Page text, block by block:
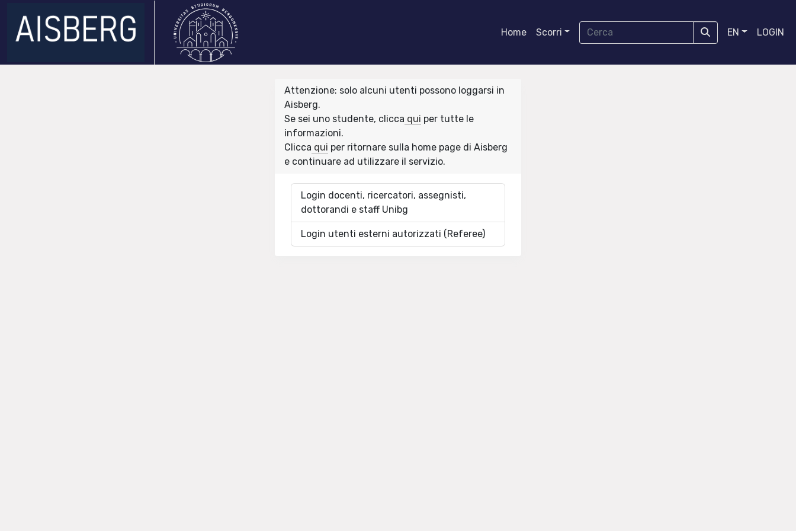
Home Scorri EN LOGIN
Attenzione: solo alcuni utenti possono loggarsi in
Aisberg.
Se sei uno studente, clicca qui per tutte le
informazioni.
Clicca qui per ritornare sulla home page di Aisberg
e continuare ad utilizzare il servizio.
Login docenti, ricercatori, assegnisti,
dottorandi e staff Unibg
Login utenti esterni autorizzati (Referee)